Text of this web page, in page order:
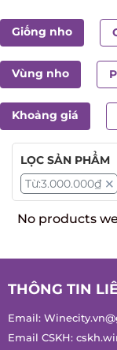
Giống nho
Vùng nho
Khoảng giá
LỌC SẢN PHẨM
Từ:3.000.000₫
No products
THÔNG TIN
Email:
Email CSKH: